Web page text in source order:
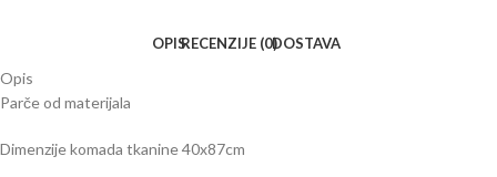
OPISRECENZIJE (0)DOSTAVA
Opis
Parče od materijala
Dimenzije komada tkanine 40x87cm